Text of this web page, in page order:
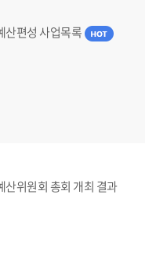
산편성 사업목록
위원회 총회 개최 결과